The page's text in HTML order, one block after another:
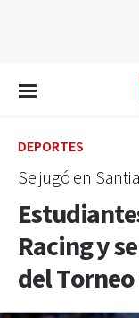
DEPORTES
Se jugó en
Racing y
del